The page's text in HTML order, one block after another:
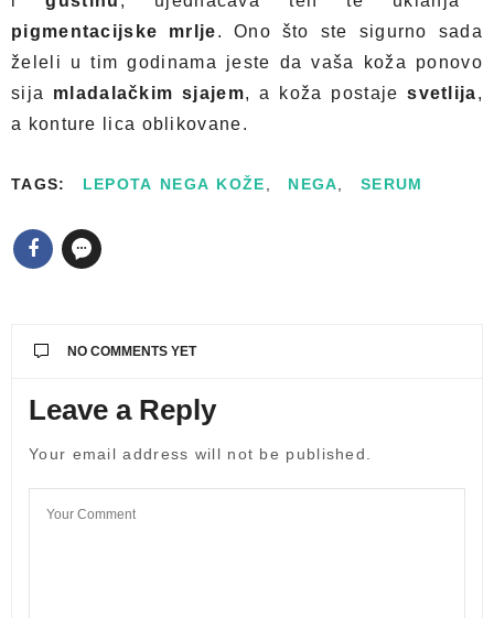
pigmentacijske mrlje. Ono što ste sigurno sada
želeli u tim godinama jeste da vaša koža ponovo
sija mladalačkim sjajem, a koža postajesvetlija,
a konture lica oblikovane.
TAGS: LEPOTA NEGA KOŽE, NEGA, SERUM
NO COMMENTS YET
Leave a Reply
Your email address will not be published.